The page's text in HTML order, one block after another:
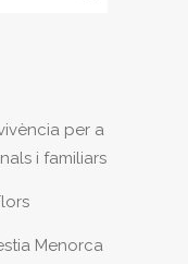
per a
i familiars
Menorca